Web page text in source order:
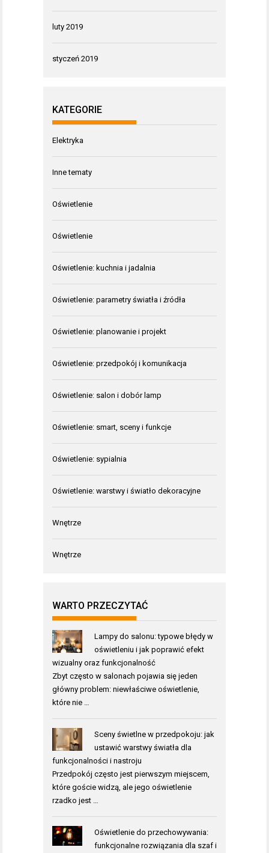
luty 2019
styczeń 2019
KATEGORIE
Elektryka
Inne tematy
Oświetlenie
Oświetlenie
Oświetlenie: kuchnia i jadalnia
Oświetlenie: parametry światła i źródła
Oświetlenie: planowanie i projekt
Oświetlenie: przedpokój i komunikacja
Oświetlenie: salon i dobór lamp
Oświetlenie: smart, sceny i funkcje
Oświetlenie: sypialnia
Oświetlenie: warstwy i światło dekoracyjne
Wnętrze
Wnętrze
WARTO PRZECZYTAĆ
Lampy do salonu: typowe błędy w
oświetleniu i jak poprawić efekt
wizualny oraz funkcjonalność
Zbyt często w salonach pojawia się jeden
główny problem: niewłaściwe oświetlenie,
które nie …
Sceny świetlne w przedpokoju: jak
ustawić warstwy światła dla
funkcjonalności i nastroju
Przedpokój często jest pierwszym miejscem,
które goście widzą, ale jego oświetlenie
rzadko jest …
Oświetlenie do przechowywania:
funkcjonalne rozwiązania dla szaf i